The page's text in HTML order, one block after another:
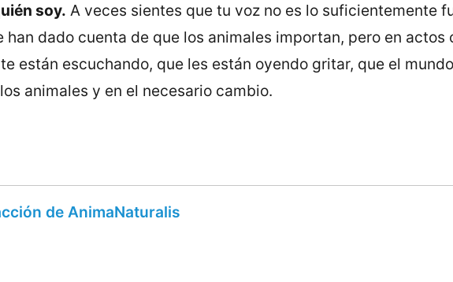
soy. A veces sientes que tu voz no es lo suficientemente
han dado cuenta de que los animales importan, pero en actos
están escuchando, que les están oyendo gritar, que el
animales y en el necesario cambio.
de AnimaNaturalis